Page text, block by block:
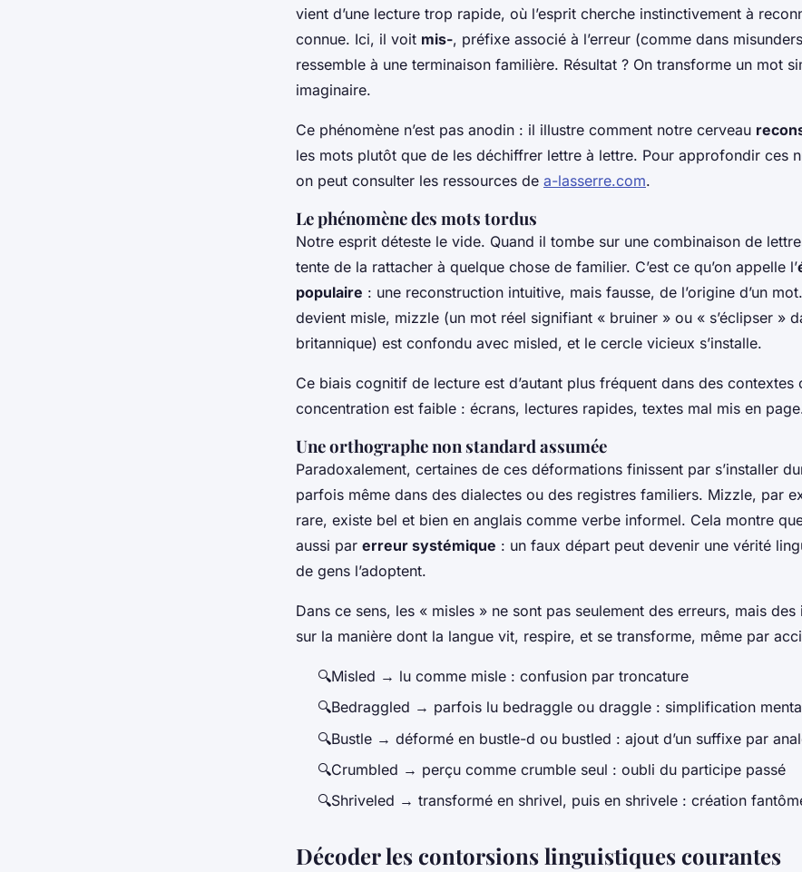
vient d’une lecture trop rapide, où l’esprit cherche instinctivement à
connue. Ici, il voit mis-, préfixe associé à l’erreur (comme dans
ressemble à une terminaison familière. Résultat ? On transforme un mot
imaginaire.
Ce phénomène n’est pas anodin : il illustre comment notre cerveau
les mots plutôt que de les déchiffrer lettre à lettre. Pour approfondir ces
on peut consulter les ressources de a-lasserre.com.
Le phénomène des mots tordus
Notre esprit déteste le vide. Quand il tombe sur une combinaison de
tente de la rattacher à quelque chose de familier. C’est ce qu’on appelle l’
populaire : une reconstruction intuitive, mais fausse, de l’origine d’un
devient misle, mizzle (un mot réel signifiant « bruiner » ou « s’éclipser »
britannique) est confondu avec misled, et le cercle vicieux s’installe.
Ce biais cognitif de lecture est d’autant plus fréquent dans des contextes
concentration est faible : écrans, lectures rapides, textes mal mis en
Une orthographe non standard assumée
Paradoxalement, certaines de ces déformations finissent par s’installer
parfois même dans des dialectes ou des registres familiers. Mizzle, par
rare, existe bel et bien en anglais comme verbe informel. Cela montre
aussi par erreur systémique : un faux départ peut devenir une vérité
de gens l’adoptent.
Dans ce sens, les « misles » ne sont pas seulement des erreurs, mais
sur la manière dont la langue vit, respire, et se transforme, même par
🔍Misled → lu comme misle : confusion par troncature
🔍Bedraggled → parfois lu bedraggle ou draggle : simplification
🔍Bustle → déformé en bustle-d ou bustled : ajout d’un suffixe par
🔍Crumbled → perçu comme crumble seul : oubli du participe passé
🔍Shriveled → transformé en shrivel, puis en shrivele : création
Décoder les contorsions linguistiques courantes